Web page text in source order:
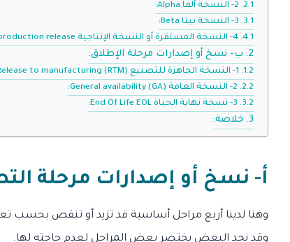
2- النسخة ألفا Alpha:
3- النسخة بيتا Beta:
4- النسخة المستقرة أو النسخة الإنتاجية Stable release or production release:
ب- نسخ أو إصدارات مرحلة الإطلاق:
1- النسخة الجاهزة للتصنيع Release to manufacturing (RTM):
2- النسخة العامة General availability (GA):
3- نسخة نهاية الحياة End Of Life EOL:
خلاصة:
أ- نسخ أو إصدارات مرحلة
وهنا لدينا أربع مراحل أساسية قد تزيد أو تنقص بحسب
وقد نجد البعض يختصر بعض المراحل لعدم حاجته لها.